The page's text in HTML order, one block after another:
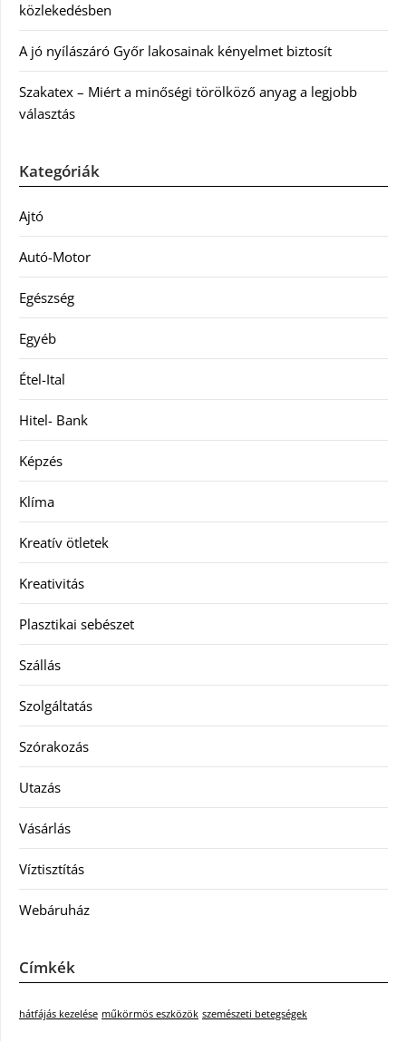
közlekedésben
A jó nyílászáró Győr lakosainak kényelmet biztosít
Szakatex – Miért a minőségi törölköző anyag a legjobb
választás
Kategóriák
Ajtó
Autó-Motor
Egészség
Egyéb
Étel-Ital
Hitel- Bank
Képzés
Klíma
Kreatív ötletek
Kreativitás
Plasztikai sebészet
Szállás
Szolgáltatás
Szórakozás
Utazás
Vásárlás
Víztisztítás
Webáruház
Címkék
hátfájás kezelése műkörmös eszközök szemészeti betegségek